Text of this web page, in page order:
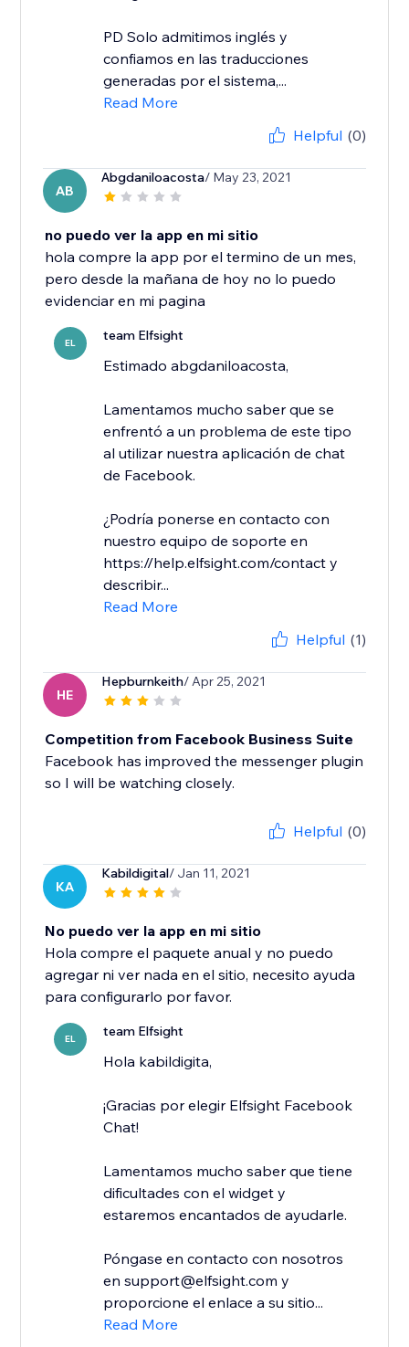
​PD Solo admitimos inglés y
confiamos en las traducciones
generadas por el sistema,...
Read More
Helpful (0)
AB
Abgdaniloacosta/ May 23, 2021
no puedo ver la app en mi sitio
hola compre la app por el termino de un mes,
pero desde la mañana de hoy no lo puedo
evidenciar en mi pagina
EL team Elfsight
Estimado abgdaniloacosta,
Lamentamos mucho saber que se
enfrentó a un problema de este tipo
al utilizar nuestra aplicación de chat
de Facebook.
¿Podría ponerse en contacto con
nuestro equipo de soporte en
https://help.elfsight.com/contact y
describir...
Read More
Helpful (1)
HE
Hepburnkeith/ Apr 25, 2021
Competition from Facebook Business Suite
Facebook has improved the messenger plugin
so I will be watching closely.
Helpful (0)
KA
Kabildigital/ Jan 11, 2021
No puedo ver la app en mi sitio
Hola compre el paquete anual y no puedo
agregar ni ver nada en el sitio, necesito ayuda
para configurarlo por favor.
EL team Elfsight
Hola kabildigita,
¡Gracias por elegir Elfsight Facebook
Chat!
Lamentamos mucho saber que tiene
dificultades con el widget y
estaremos encantados de ayudarle.
Póngase en contacto con nosotros
en support@elfsight.com y
proporcione el enlace a su sitio...
Read More